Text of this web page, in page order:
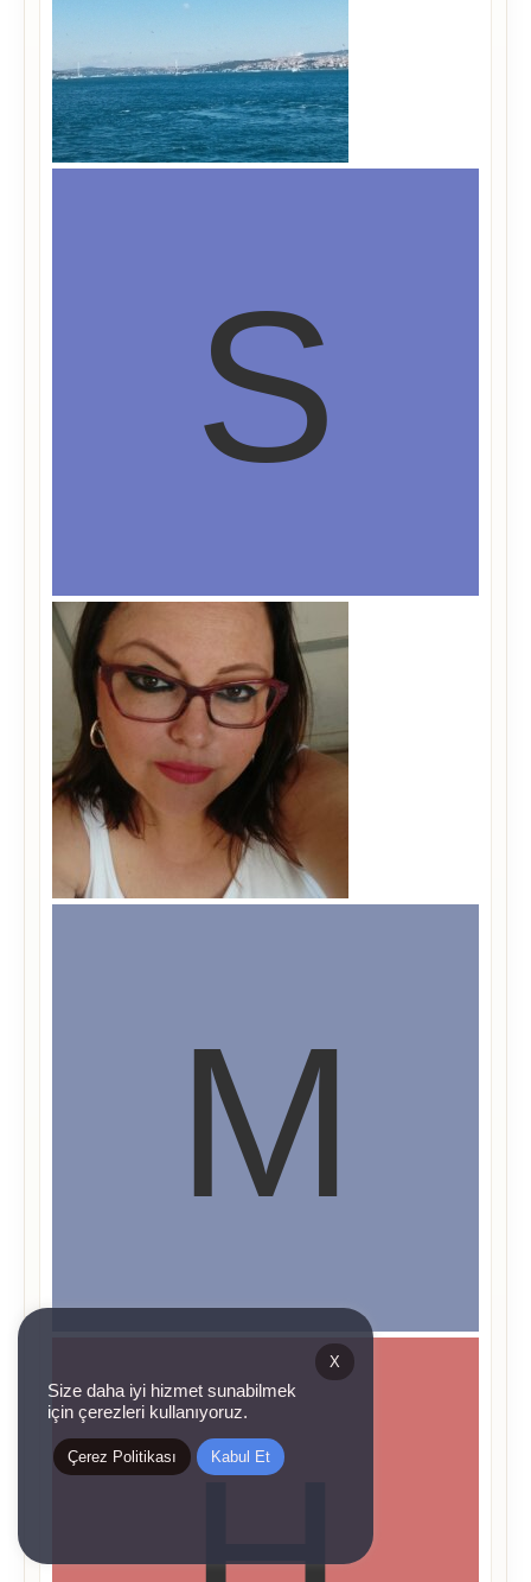
X
Size daha iyi hizmet sunabilmek
için çerezleri kullanıyoruz.
Çerez Politikası Kabul Et